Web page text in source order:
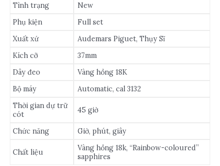
Tình trạng
New
Phụ kiện
Full set
Xuất xứ
Audemars Piguet, Thụy Sĩ
Kích cỡ
37mm
Dây đeo
Vàng hồng 18K
Bộ máy
Automatic, cal 3132
Thời gian dự trữ
cót
45 giờ
Chức năng Giờ, phút, giây
Chất liệu
Vàng hồng 18k, “Rainbow-coloured”
sapphires